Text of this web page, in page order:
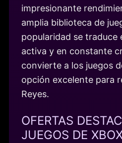
impresionante
amplia biblioteca de
popularidad se traduce
activa y en constante
convierte a los juegos
opción excelente para
Reyes.
OFERTAS
JUEGOS DE